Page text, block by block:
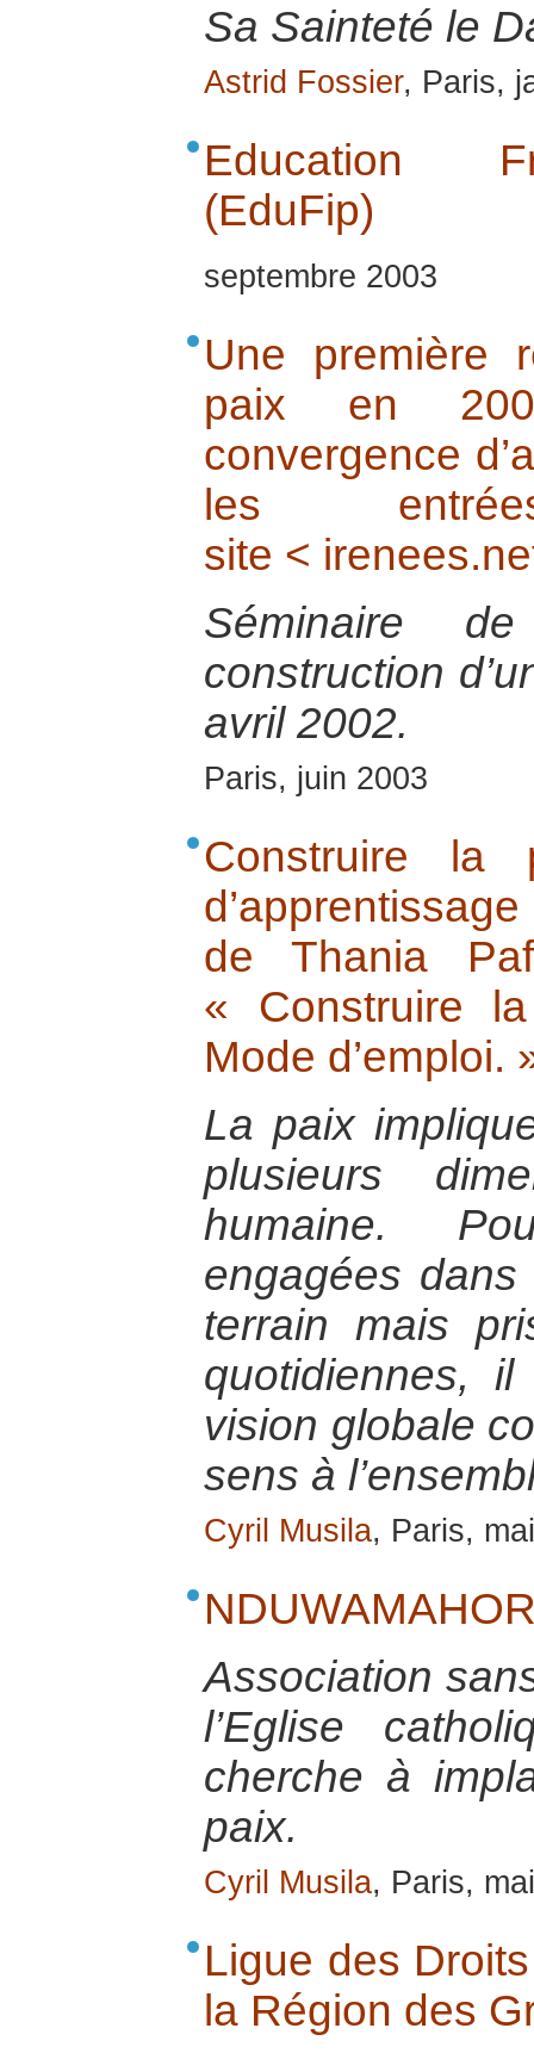
Sa Sainteté le
Astrid Fossier, Paris,
Education
(EduFip)
septembre 2003
Une première
paix en
convergence
les
site <
Séminaire
construction
avril 2002.
Paris, juin 2003
Construire la
de Thania
« Construire
Mode d’emploi.
La paix
plusieurs
humaine.
engagées
terrain mais
quotidiennes, il
vision globale
sens à
Cyril Musila, Paris,
Association
l’Eglise
cherche à
paix.
Cyril Musila, Paris,
Ligue des
la Région des